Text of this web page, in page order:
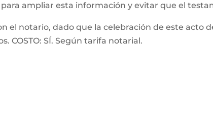
ampliar esta información y evitar que el
el notario, dado que la celebración de este acto
COSTO: SÍ. Según tarifa notarial.